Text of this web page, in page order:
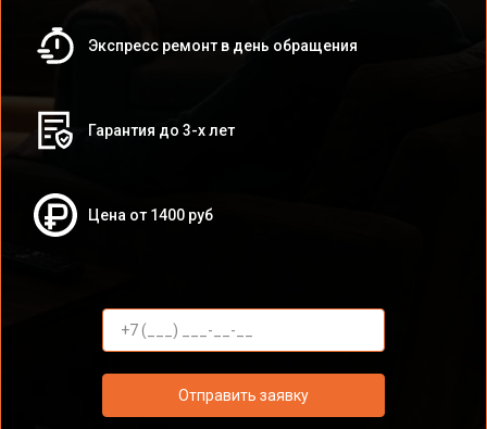
Экспресс ремонт в день обращения
Гарантия до 3-х лет
Цена от 1400 руб
Отправить заявку